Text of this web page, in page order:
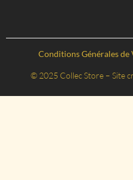
Conditions Générales de
© 2025 Collec Store – Site